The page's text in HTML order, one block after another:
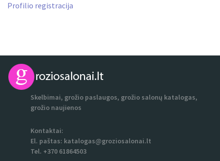
Profilio registracija
Skelbimai, grožio paslaugos, grožio salonų katalogas,
grožio naujienos
Kontaktai:
El. paštas: katalogas@groziosalonai.lt
Tel. +370 61864503